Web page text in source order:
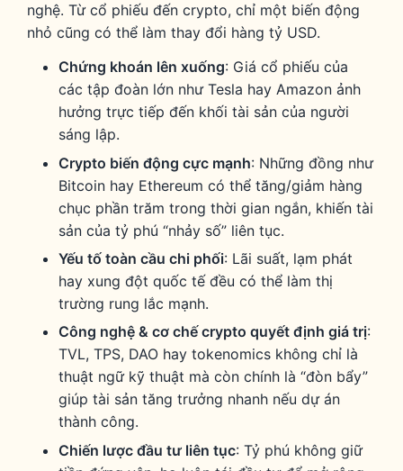
nghệ. Từ cổ phiếu đến crypto, chỉ một biến động
nhỏ cũng có thể làm thay đổi hàng tỷ USD.
Chứng khoán lên xuống: Giá cổ phiếu của
các tập đoàn lớn như Tesla hay Amazon ảnh
hưởng trực tiếp đến khối tài sản của người
sáng lập.
Crypto biến động cực mạnh: Những đồng như
Bitcoin hay Ethereum có thể tăng/giảm hàng
chục phần trăm trong thời gian ngắn, khiến tài
sản của tỷ phú “nhảy số” liên tục.
Yếu tố toàn cầu chi phối: Lãi suất, lạm phát
hay xung đột quốc tế đều có thể làm thị
trường rung lắc mạnh.
Công nghệ & cơ chế crypto quyết định giá trị:
TVL, TPS, DAO hay tokenomics không chỉ là
thuật ngữ kỹ thuật mà còn chính là “đòn bẩy”
giúp tài sản tăng trưởng nhanh nếu dự án
thành công.
Chiến lược đầu tư liên tục: Tỷ phú không giữ